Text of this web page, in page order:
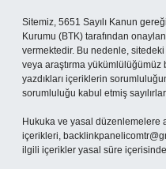
Sitemiz, 5651 Sayılı Kanun
Kurumu (BTK) tarafından
vermektedir. Bu nedenle,
veya araştırma yükümlülüğümüz
yazdıkları içeriklerin
sorumluluğu kabul etmiş
Hukuka ve yasal düzenlemelere
içerikleri,
ilgili içerikler yasal süre içerisinde